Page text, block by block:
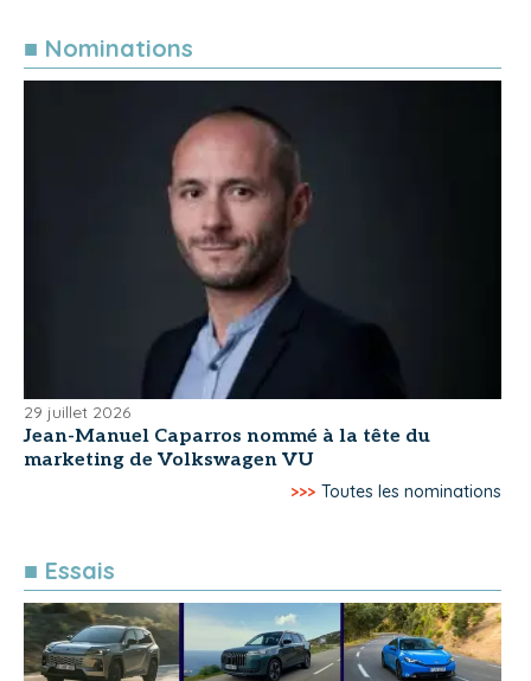
■ Nominations
29 juillet 2026
Jean-Manuel Caparros nommé à la tête du
marketing de Volkswagen VU
>>> Toutes les nominations
■ Essais